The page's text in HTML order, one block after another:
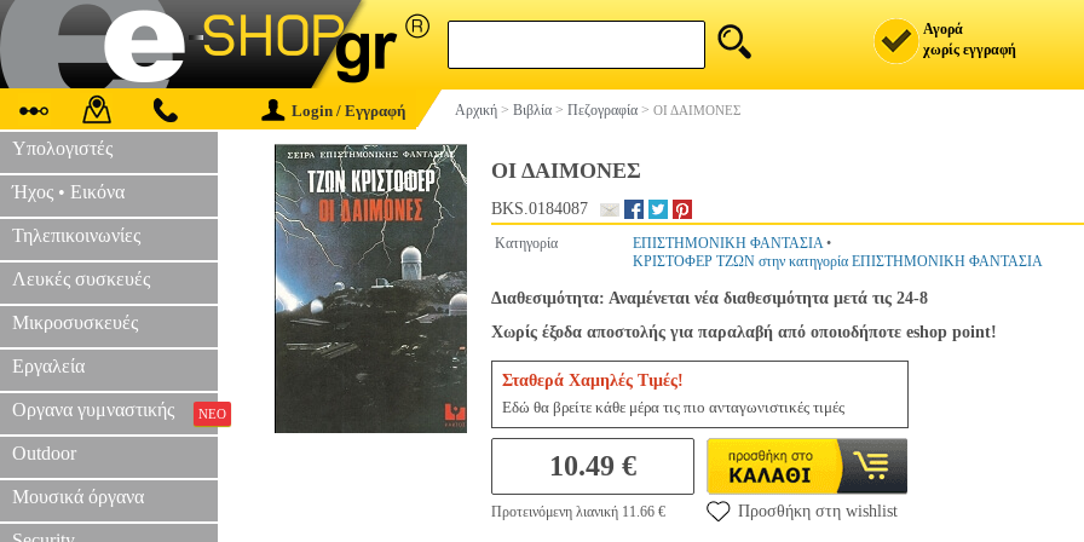
Αγορά
χωρίς εγγραφή
Login / Εγγραφή Αρχική > Βιβλία > Πεζογραφία > ΟΙ ΔΑΙΜΟΝΕΣ
Υπολογιστές
Ήχος • Εικόνα
Τηλεπικοινωνίες
Λευκές συσκευές
Μικροσυσκευές
Εργαλεία
Οργανα γυμναστικής ΝΕΟ
Outdoor
Μουσικά όργανα
ΟΙ ΔΑΙΜΟΝΕΣ
BKS.0184087
Κατηγορία ΕΠΙΣΤΗΜΟΝΙΚΗ ΦΑΝΤΑΣΙΑ•
ΚΡΙΣΤΟΦΕΡ ΤΖΩΝ στην κατηγορία ΕΠΙΣΤΗΜΟΝΙΚΗ ΦΑΝΤΑΣΙΑ
Διαθεσιμότητα: Αναμένεται νέα διαθεσιμότητα μετά τις 24-8
Χωρίς έξοδα αποστολής για παραλαβή από οποιοδήποτε eshop point!
Σταθερά Χαμηλές Τιμές!
Εδώ θα βρείτε κάθε μέρα τις πιο ανταγωνιστικές τιμές
10.49 €
Προτεινόμενη λιανική 11.66 € Προσθήκη στη wishlist